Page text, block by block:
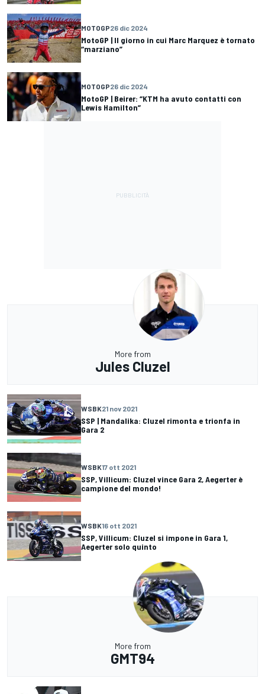
MOTOGP26 dic 2024
MotoGP | Il giorno in cui Marc Marquez è tornato
“marziano”
MOTOGP26 dic 2024
MotoGP | Beirer: “KTM ha avuto contatti con
Lewis Hamilton”
More from
Jules Cluzel
WSBK21 nov 2021
SSP | Mandalika: Cluzel rimonta e trionfa in
Gara 2
WSBK17 ott 2021
SSP, Villicum: Cluzel vince Gara 2, Aegerter è
campione del mondo!
WSBK16 ott 2021
SSP, Villicum: Cluzel si impone in Gara 1,
Aegerter solo quinto
More from
GMT94